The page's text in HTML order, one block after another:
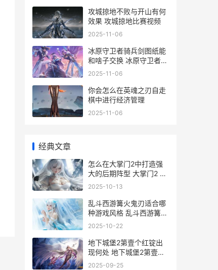
攻城掠地不败与开山有何
效果 攻城掠地比赛视频
2025-11-06
冰原守卫者骑兵剑图纸能
和啥子交换 冰原守卫者手
游攻略
2025-11-06
你会怎么在英魂之刃自走
棋中进行经济管理
2025-11-06
经典文章
怎么在大掌门2中打造强
大的后期阵型 大掌门2 攻
略
2025-10-13
乱斗西游篝火鬼刃适合哪
种游戏风格 乱斗西游篝火
最佳阵容
2025-10-22
地下城堡2第壹个红锭出
现何处 地下城堡2第壹章
攻略
2025-09-25